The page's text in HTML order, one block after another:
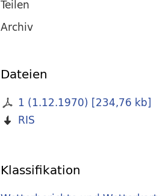
Teilen
Archiv
Dateien
1 (1.12.1970) [234,76 kb]
RIS
Klassifikation